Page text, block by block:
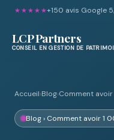
★★★★★+150 avis Google
LCP Partners
CONSEIL EN GESTION DE
Accueil›Blog›Comment
Blog › Comment avoir 1